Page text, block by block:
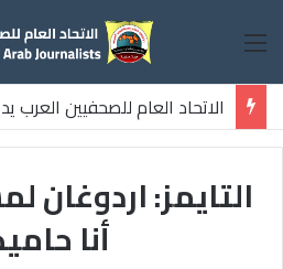
القائمة
الاتحاد العام للصحفيين العرب
ثلاثة صحفيين فلسطينيين
التايمز: اردوغان
أنا